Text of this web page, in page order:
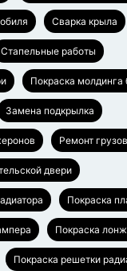
Сварка крыла
Стапельные работы
Покраска молдинга
Замена подкрылка
Ремонт
двери
Покраска
Покраска
Покраска решетки